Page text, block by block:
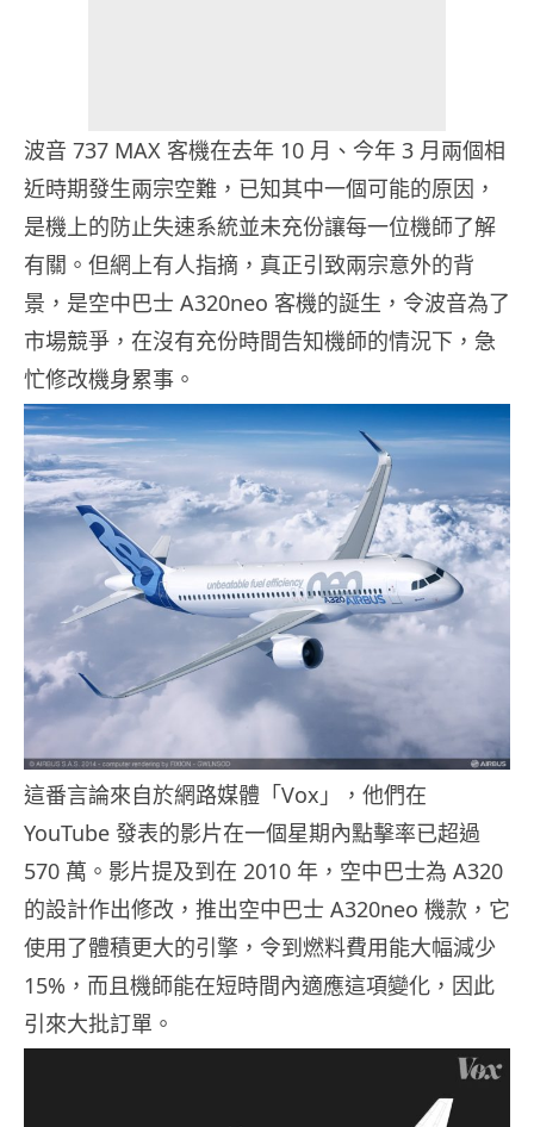
波音 737 MAX 客機在去年 10 月、今年 3 月兩個相
近時期發生兩宗空難，已知其中一個可能的原因，
是機上的防止失速系統並未充份讓每一位機師了解
有關。但網上有人指摘，真正引致兩宗意外的背
景，是空中巴士 A320neo 客機的誕生，令波音為了
市場競爭，在沒有充份時間告知機師的情況下，急
忙修改機身累事。
這番言論來自於網路媒體「Vox」，他們在
YouTube 發表的影片在一個星期內點擊率已超過
570 萬。影片提及到在 2010 年，空中巴士為 A320
的設計作出修改，推出空中巴士 A320neo 機款，它
使用了體積更大的引擎，令到燃料費用能大幅減少
15%，而且機師能在短時間內適應這項變化，因此
引來大批訂單。